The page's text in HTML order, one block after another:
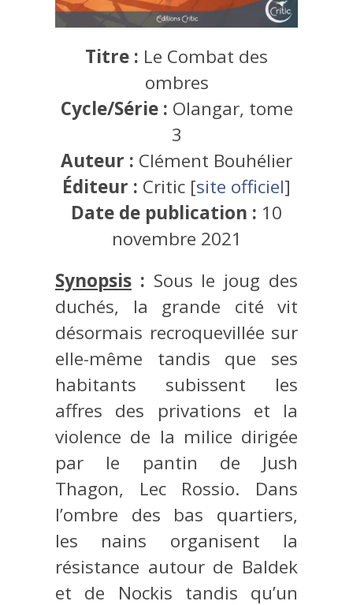
Titre : Le Combat des
ombres
Cycle/Série : Olangar, tome
3
Auteur : Clément Bouhélier
Éditeur : Critic [site officiel]
Date de publication : 10
novembre 2021
Synopsis : Sous le joug des
duchés, la grande cité vit
désormais recroquevillée sur
elle-même tandis que ses
habitants subissent les
affres des privations et la
violence de la milice dirigée
par le pantin de Jush
Thagon, Lec Rossio. Dans
l’ombre des bas quartiers,
les nains organisent la
résistance autour de Baldek
et de Nockis tandis qu’un